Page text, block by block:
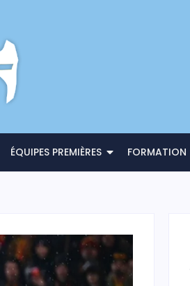
ÉQUIPES PREMIÈRES FORMATION